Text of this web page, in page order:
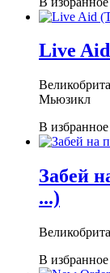
Live
Мьюзикл
В избранное
Забей
...)
В избранное